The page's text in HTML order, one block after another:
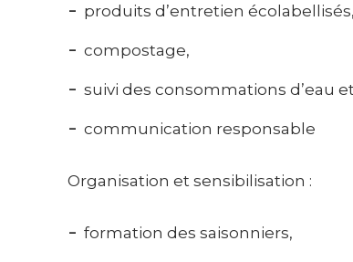
produits d’entretien écolabellisés,
compostage,
suivi des consommations d’eau
communication responsable
Organisation et sensibilisation :
formation des saisonniers,